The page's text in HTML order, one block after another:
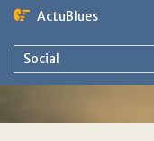
Skip
content
ActuBlues
Social